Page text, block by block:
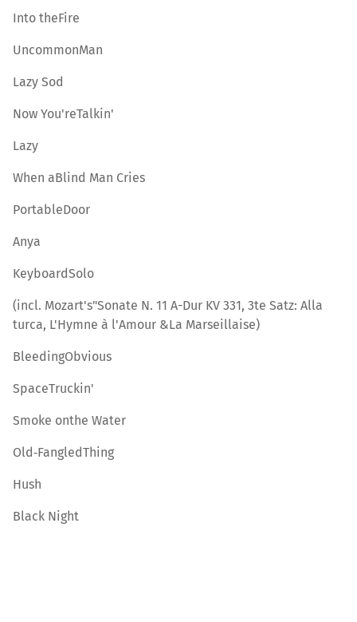
Into theFire
UncommonMan
Lazy Sod
Now You'reTalkin'
Lazy
When aBlind Man Cries
PortableDoor
Anya
KeyboardSolo
(incl. Mozart's"Sonate N. 11 A-Dur KV 331, 3te Satz: Alla
turca, L'Hymne à l'Amour &La Marseillaise)
BleedingObvious
SpaceTruckin'
Smoke onthe Water
Old‐FangledThing
Hush
Black Night